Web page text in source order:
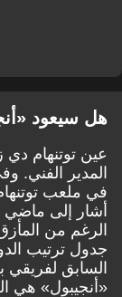
هل سيعود
عين توتنهام
المدير الفني.
في ملعب
أشار إلى ماضي
الرغم من
جدول ترتيب
السابق
«أنجيبول» هي